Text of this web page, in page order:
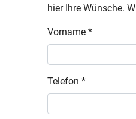
hier Ihre Wünsche.
Vorname *
Telefon *